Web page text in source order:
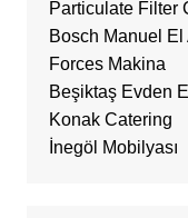
Particulate Filter
Bosch Manuel El
Forces Makina
Beşiktaş Evden
Konak Catering
İnegöl Mobilyası